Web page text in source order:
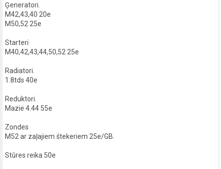
Ģeneratori.
M42,43,40 20e
M50,52 25e
Starteri
M40,42,43,44,50,52 25e
Radiatori.
1.8tds 40e
Reduktori.
Mazie 4.44 55e
Zondes
M52 ar zaļajiem štekeriem 25e/GB.
Stūres reika 50e